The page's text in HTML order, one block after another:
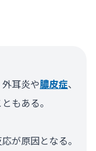
耳炎や膿皮症、
もある。
が原因となる。